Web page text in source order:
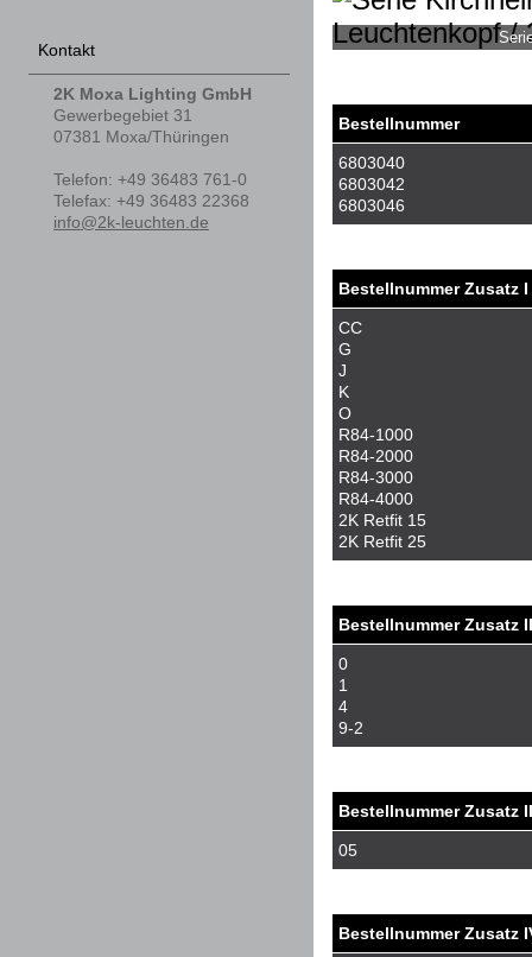
Bestellnummer
6803040
6803042
6803046
Bestellnummer Zusatz I
CC
G
J
K
O
R84-1000
R84-2000
R84-3000
R84-4000
2K Retfit 15
2K Retfit 25
Bestellnummer Zusatz
0
1
4
9-2
Bestellnummer Zusatz
05
Bestellnummer Zusatz
Kontakt
2K Moxa Lighting GmbH
Gewerbegebiet 31
07381 Moxa/Thüringen
Telefon: +49 36483 761-0
Telefax: +49 36483 22368
info@2k-leuchten.de